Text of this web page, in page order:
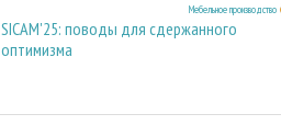
Мебельное производство
SICAM'25: поводы для сдержанного
оптимизма